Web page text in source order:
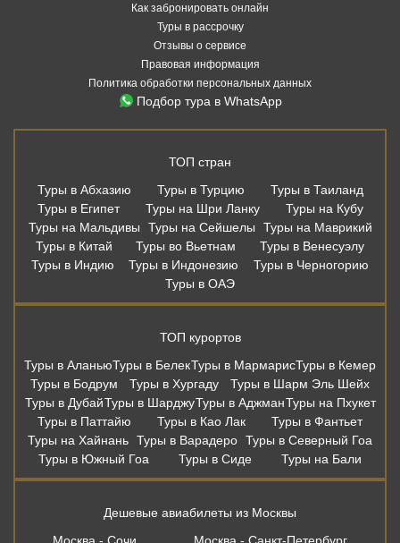
Как забронировать онлайн
Туры в рассрочку
Отзывы о сервисе
Правовая информация
Политика обработки персональных данных
Подбор тура в WhatsApp
ТОП стран
Туры в Абхазию
Туры в Турцию
Туры в Таиланд
Туры в Египет
Туры на Шри Ланку
Туры на Кубу
Туры на Мальдивы
Туры на Сейшелы
Туры на Маврикий
Туры в Китай
Туры во Вьетнам
Туры в Венесуэлу
Туры в Индию
Туры в Индонезию
Туры в Черногорию
Туры в ОАЭ
ТОП курортов
Туры в АланьюТуры в БелекТуры в МармарисТуры в Кемер
Туры в Бодрум
Туры в Хургаду
Туры в Шарм Эль Шейх
Туры в ДубайТуры в ШарджуТуры в АджманТуры на Пхукет
Туры в Паттайю
Туры в Као Лак
Туры в Фантьет
Туры на Хайнань Туры в Варадеро Туры в Северный Гоа
Туры в Южный Гоа
Туры в Сиде Туры на Бали
Дешевые авиабилеты из Москвы
Москва - Сочи
Москва - Санкт-Петербург